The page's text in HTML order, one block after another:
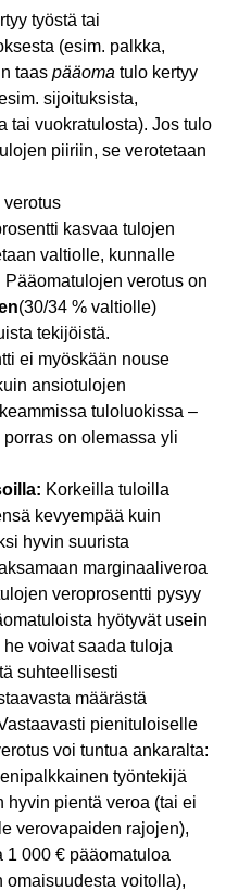
työstä tai
(esim. palkka,
taas pääoma tulo kertyy
sijoituksista,
tai vuokratulosta). Jos tulo
piiriin, se verotetaan
kasvaa tulojen
valtiolle, kunnalle
verotus on
(30/34 % valtiolle)
tekijöistä.
ei myöskään nouse
ansiotulojen
tuloluokissa –
on olemassa yli
Korkeilla tuloilla
kevyempää kuin
hyvin suurista
marginaaliveroa
veroprosentti pysyy
hyötyvät usein
voivat saada tuloja
suhteellisesti
määrästä
pienituloiselle
voi tuntua ankaralta:
työntekijä
hyvin pientä veroa (tai ei
verovapaiden rajojen),
1 000 € pääomatuloa
omaisuudesta voitolla),